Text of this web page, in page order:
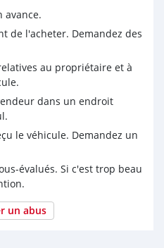
avance.
de l'acheter. Demandez des
au propriétaire et à
dans un endroit
le véhicule. Demandez un
évalués. Si c'est trop beau
un abus